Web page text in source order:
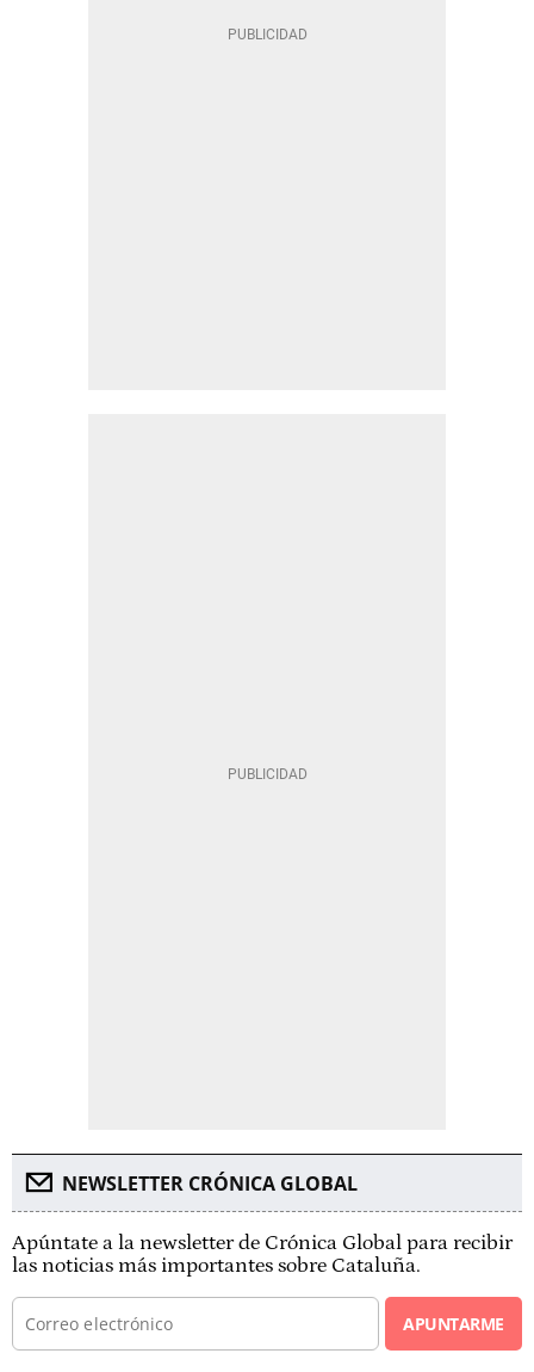
NEWSLETTER CRÓNICA GLOBAL
Apúntate a la newsletter de Crónica Global para recibir
las noticias más importantes sobre Cataluña.
APUNTARME